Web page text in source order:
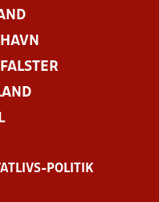
POLITIK